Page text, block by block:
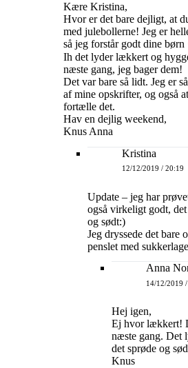
Kære Kristina,
Hvor er det bare dejligt, at
med julebollerne! Jeg er
så jeg forstår godt dine børn
Ih det lyder lækkert og
næste gang, jeg bager dem!
Det var bare så lidt. Jeg er
af mine opskrifter, og også
fortælle det.
Hav en dejlig weekend,
Knus Anna
Kristina
12/12/2019 / 20:19
Update – jeg har
også virkeligt godt,
og sødt:)
Jeg dryssede det bare
penslet med
Anna
14/12/2019
Hej igen,
Ej hvor lækkert!
næste gang. Det
det sprøde og
Knus